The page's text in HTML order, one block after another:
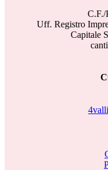
C.F./
Uff. Registro
Capitale